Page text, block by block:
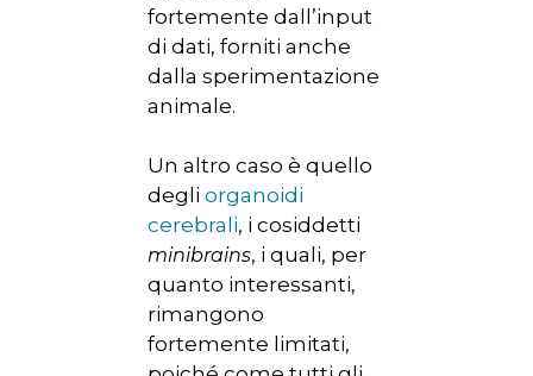
fortemente dall’input
di dati, forniti anche
dalla sperimentazione
animale.
Un altro caso è quello
degli organoidi
cerebrali, i cosiddetti
minibrains, i quali, per
quanto interessanti,
rimangono
fortemente limitati,